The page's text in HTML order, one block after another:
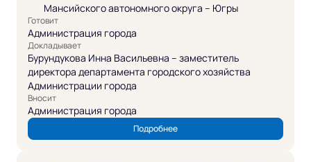
Мансийского автономного округа – Югры
Готовит
Администрация города
Докладывает
Бурундукова Инна Васильевна – заместитель
директора департамента городского хозяйства
Администрации города
Вносит
Администрация города
Подробнее